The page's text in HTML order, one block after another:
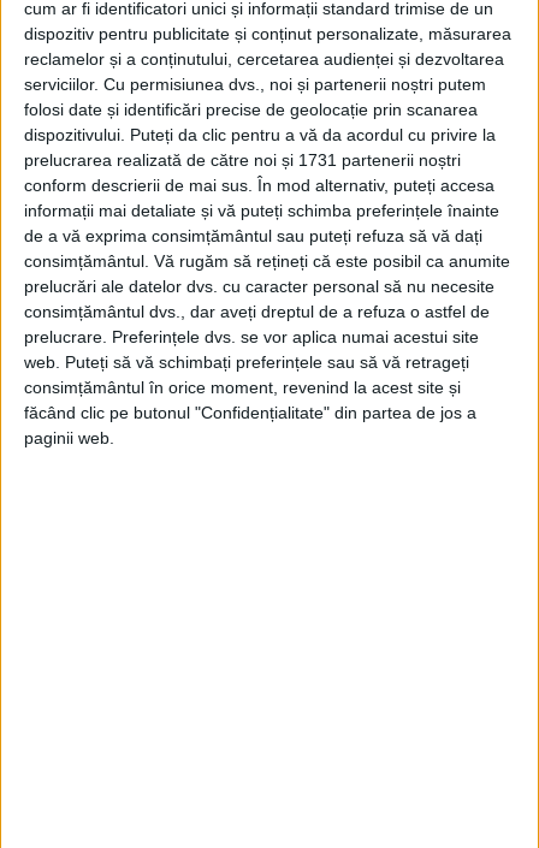
cum ar fi identificatori unici și informații standard trimise de un
dispozitiv pentru publicitate și conținut personalizate, măsurarea
reclamelor și a conținutului, cercetarea audienței și dezvoltarea
serviciilor. Cu permisiunea dvs., noi și partenerii noștri putem
folosi date și identificări precise de geolocație prin scanarea
dispozitivului. Puteți da clic pentru a vă da acordul cu privire la
prelucrarea realizată de către noi și 1731 partenerii noștri
conform descrierii de mai sus. În mod alternativ, puteți accesa
informații mai detaliate și vă puteți schimba preferințele înainte
de a vă exprima consimțământul sau puteți refuza să vă dați
consimțământul. Vă rugăm să rețineți că este posibil ca anumite
prelucrări ale datelor dvs. cu caracter personal să nu necesite
consimțământul dvs., dar aveți dreptul de a refuza o astfel de
prelucrare. Preferințele dvs. se vor aplica numai acestui site
web. Puteți să vă schimbați preferințele sau să vă retrageți
consimțământul în orice moment, revenind la acest site și
făcând clic pe butonul "Confidențialitate" din partea de jos a
paginii web.
ETICHETE:
PUBLICAT IN CATEGORIILE: IULIE 2021
DISTRIBUIE ȘTIREA: FACEBOOK| TWITTER
DACĂ VA PLAC MATERIALELE PUBLICATE, VA INVITĂM SĂ NE URMĂRIȚI
ȘI PE
PAGINA NOASTRĂ DE FACEBOOK
RECOMANDARI PENTRU TINE
Istoria sloturilor: de la primele aparate
la sloturile online
Istoria dezvoltării cazinourilor în